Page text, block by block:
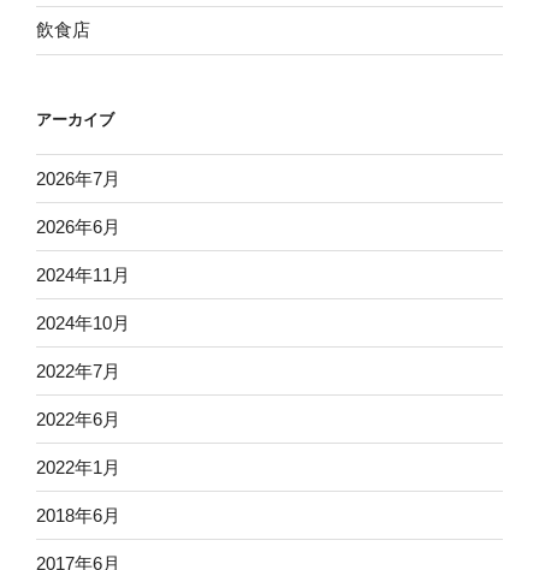
飲食店
アーカイブ
2026年7月
2026年6月
2024年11月
2024年10月
2022年7月
2022年6月
2022年1月
2018年6月
2017年6月